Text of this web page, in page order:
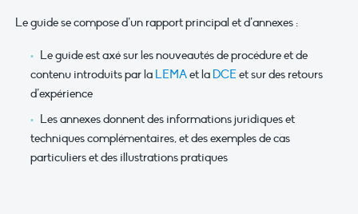
Le guide se compose d’un rapport principal et d’annexes :
Le guide est axé sur les nouveautés de procédure et de
contenu introduits par la LEMAet la DCE et sur des retours
d’expérience
Les annexes donnent des informations juridiques et
techniques complémentaires, et des exemples de cas
particuliers et des illustrations pratiques